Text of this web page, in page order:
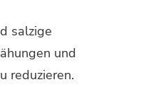
salzige
und
reduzieren.